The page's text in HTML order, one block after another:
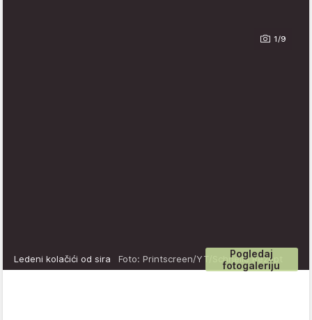
1/9
Pogledaj
fotogaleriju
Ledeni kolačići od sira Foto: Printscreen/YT/Schnelle Rezept